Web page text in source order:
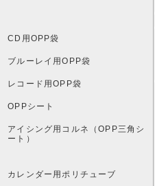
CD用OPP袋
ブルーレイ用OPP袋
レコード用OPP袋
OPPシート
アイシング用コルネ（OPP三角シ
ート）
カレンダー用ポリチューブ